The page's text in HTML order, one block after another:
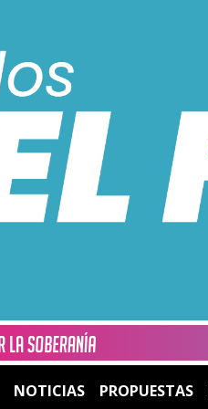
NOTICIAS PROPUESTAS